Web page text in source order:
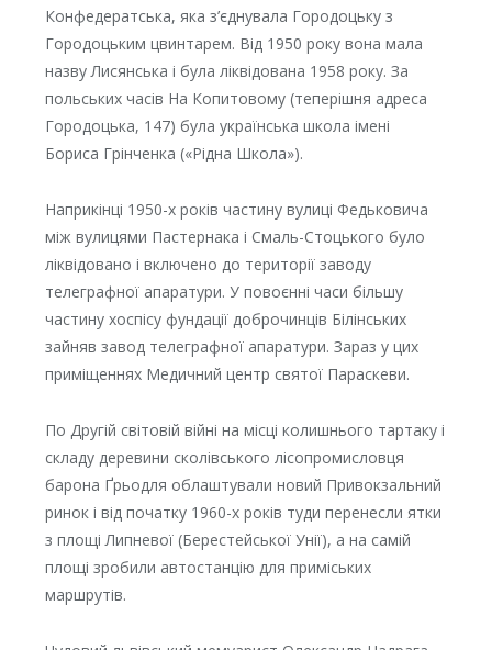
Конфедератська, яка з’єднувала Городоцьку з
Городоцьким цвинтарем. Від 1950 року вона мала
назву Лисянська і була ліквідована 1958 року. За
польських часів На Копитовому (теперішня адреса
Городоцька, 147) була українська школа імені
Бориса Грінченка («Рідна Школа»).
Наприкінці 1950-х років частину вулиці Федьковича
між вулицями Пастернака і Смаль-Стоцького було
ліквідовано і включено до території заводу
телеграфної апаратури. У повоєнні часи більшу
частину хоспісу фундації доброчинців Білінських
зайняв завод телеграфної апаратури. Зараз у цих
приміщеннях Медичний центр святої Параскеви.
По Другій світовій війні на місці колишнього тартаку і
складу деревини сколівського лісопромисловця
барона Ґрьодля облаштували новий Привокзальний
ринок і від початку 1960-х років туди перенесли ятки
з площі Липневої (Берестейської Унії), а на самій
площі зробили автостанцію для приміських
маршрутів.